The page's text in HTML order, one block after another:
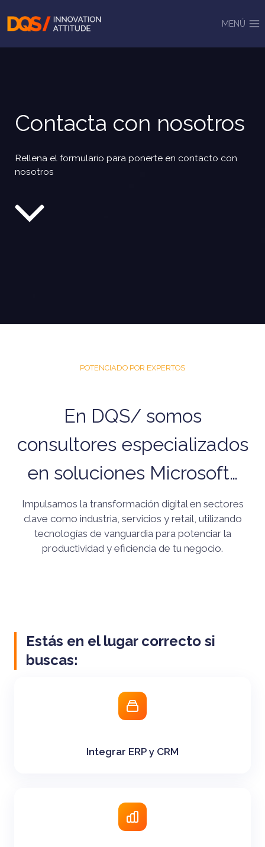
MENÚ
Contacta con nosotros
Rellena el formulario para ponerte en contacto con
nosotros
POTENCIADO POR EXPERTOS
En DQS/ somos
consultores especializados
en soluciones Microsoft…
Impulsamos la transformación digital en sectores
clave como industria, servicios y retail, utilizando
tecnologías de vanguardia para potenciar la
productividad y eficiencia de tu negocio.
Estás en el lugar correcto si
buscas:
Integrar ERP y CRM